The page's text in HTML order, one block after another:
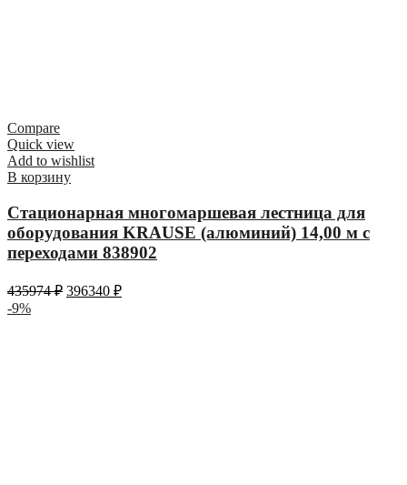
Compare
Quick view
Add to wishlist
В корзину
Стационарная многомаршевая лестница для
оборудования KRAUSE (алюминий) 14,00 м с
переходами 838902
435974₽ 396340 ₽
-9%